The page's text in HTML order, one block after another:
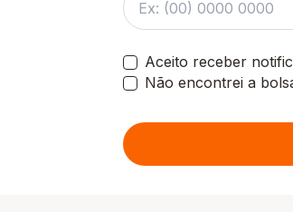
Aceito receber
Não encontrei a